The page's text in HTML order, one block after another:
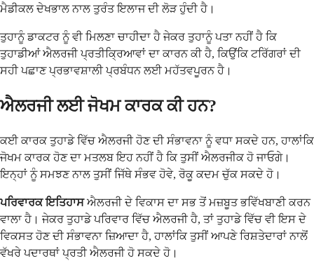
ਮੈਡੀਕਲ ਦੇਖਭਾਲ ਨਾਲ ਤੁਰੰਤ ਇਲਾਜ ਦੀ ਲੋੜ ਹੁੰਦੀ ਹੈ।
ਤੁਹਾਨੂੰ ਡਾਕਟਰ ਨੂੰ ਵੀ ਮਿਲਣਾ ਚਾਹੀਦਾ ਹੈ ਜੇਕਰ ਤੁਹਾਨੂੰ ਪਤਾ ਨਹੀਂ ਹੈ ਕਿ
ਤੁਹਾਡੀਆਂ ਐਲਰਜੀ ਪ੍ਰਤੀਕ੍ਰਿਆਵਾਂ ਦਾ ਕਾਰਨ ਕੀ ਹੈ, ਕਿਉਂਕਿ ਟਰਿੱਗਰਾਂ ਦੀ
ਸਹੀ ਪਛਾਣ ਪ੍ਰਭਾਵਸ਼ਾਲੀ ਪ੍ਰਬੰਧਨ ਲਈ ਮਹੱਤਵਪੂਰਨ ਹੈ।
ਐਲਰਜੀ ਲਈ ਜੋਖਮ ਕਾਰਕ ਕੀ ਹਨ?
ਕਈ ਕਾਰਕ ਤੁਹਾਡੇ ਵਿੱਚ ਐਲਰਜੀ ਹੋਣ ਦੀ ਸੰਭਾਵਨਾ ਨੂੰ ਵਧਾ ਸਕਦੇ ਹਨ, ਹਾਲਾਂਕਿ
ਜੋਖਮ ਕਾਰਕ ਹੋਣ ਦਾ ਮਤਲਬ ਇਹ ਨਹੀਂ ਹੈ ਕਿ ਤੁਸੀਂ ਐਲਰਜੀਕ ਹੋ ਜਾਓਗੇ।
ਇਨ੍ਹਾਂ ਨੂੰ ਸਮਝਣ ਨਾਲ ਤੁਸੀਂ ਜਿੱਥੇ ਸੰਭਵ ਹੋਵੇ, ਰੋਕੂ ਕਦਮ ਚੁੱਕ ਸਕਦੇ ਹੋ।
ਪਰਿਵਾਰਕ ਇਤਿਹਾਸਐਲਰਜੀ ਦੇ ਵਿਕਾਸ ਦਾ ਸਭ ਤੋਂ ਮਜ਼ਬੂਤ ਭਵਿੱਖਬਾਣੀ ਕਰਨ
ਵਾਲਾ ਹੈ। ਜੇਕਰ ਤੁਹਾਡੇ ਪਰਿਵਾਰ ਵਿੱਚ ਐਲਰਜੀ ਹੈ, ਤਾਂ ਤੁਹਾਡੇ ਵਿੱਚ ਵੀ ਇਸ ਦੇ
ਵਿਕਸਤ ਹੋਣ ਦੀ ਸੰਭਾਵਨਾ ਜ਼ਿਆਦਾ ਹੈ, ਹਾਲਾਂਕਿ ਤੁਸੀਂ ਆਪਣੇ ਰਿਸ਼ਤੇਦਾਰਾਂ ਨਾਲੋਂ
ਵੱਖਰੇ ਪਦਾਰਥਾਂ ਪ੍ਰਤੀ ਐਲਰਜੀ ਹੋ ਸਕਦੇ ਹੋ।